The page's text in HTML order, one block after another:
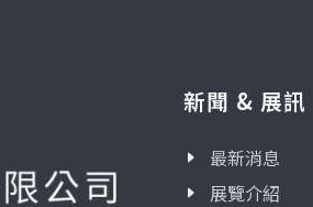
新聞 & 展訊
最新消息
展覽介紹